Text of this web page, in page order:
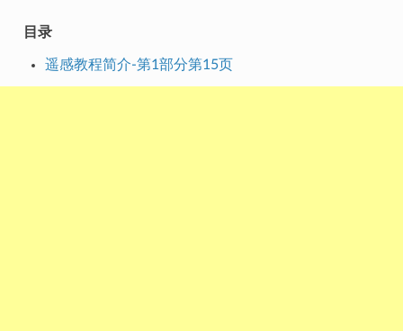
目录
遥感教程简介-第1部分第15页